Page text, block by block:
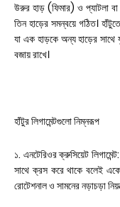
উরুর হাড় (ফিমার) ও প্যাটলা
তিন হাড়ের সমন্বয়ে গঠিত।
যা এক হাড়কে অন্য হাড়ের
বজায় রাখে।
হাঁটুর লিগামেন্টগুলো নিম্নরূপ
১. এনটেরিওর ক্রুসিয়েট
সাথে ক্রস করে থাকে বলেই একে
রোটেশনাল ও সামনের নড়াচড়া